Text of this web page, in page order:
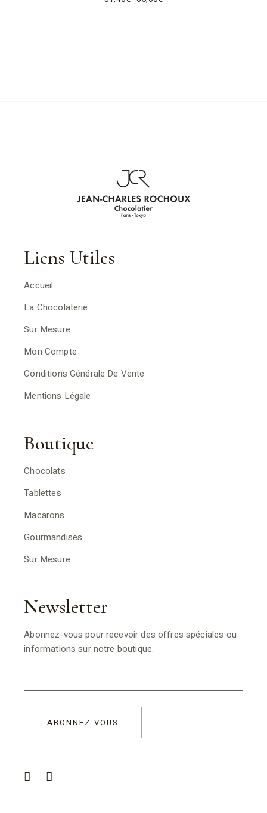
Liens Utiles
Accueil
La Chocolaterie
Sur Mesure
Mon Compte
Conditions Générale De Vente
Mentions Légale
Boutique
Chocolats
Tablettes
Macarons
Gourmandises
Sur Mesure
Newsletter
Abonnez-vous pour recevoir des offres spéciales ou
informations sur notre boutique.